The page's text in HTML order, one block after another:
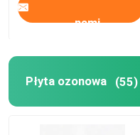
nami
Płyta ozonowa (55)